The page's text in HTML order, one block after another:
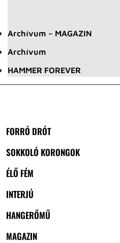
Archívum – MAGAZIN
Archívum
HAMMER FOREVER
FORRÓ DRÓT
SOKKOLÓ KORONGOK
ÉLŐ FÉM
INTERJÚ
HANGERŐMŰ
MAGAZIN